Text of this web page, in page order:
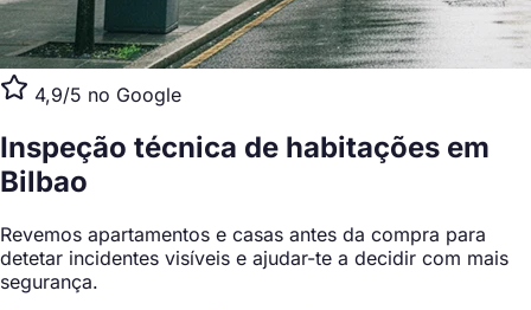
4,9/5 no Google
Inspeção técnica de habitações em
Bilbao
Revemos apartamentos e casas antes da compra para
detetar incidentes visíveis e ajudar-te a decidir com mais
segurança.